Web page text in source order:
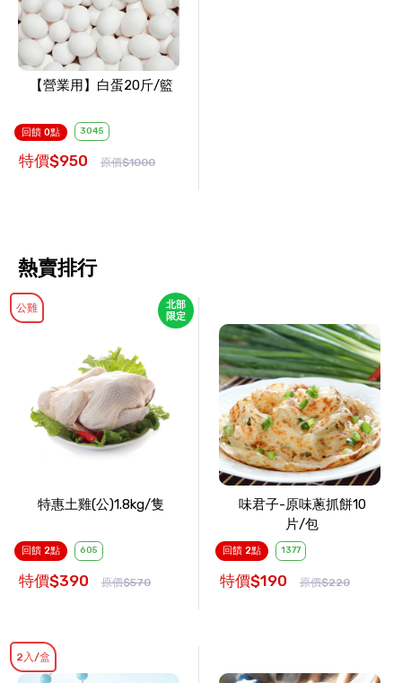
【營業用】白蛋20斤/籃
回饋 0點 3045
特價$950 原價$1000
熱賣排行
北部
限定
特惠土雞(公)1.8kg/隻
回饋 2點 605
特價$390 原價$570
公雞
味君子-原味蔥抓餅10
片/包
回饋 2點 1377
特價$190 原價$220
2入/盒